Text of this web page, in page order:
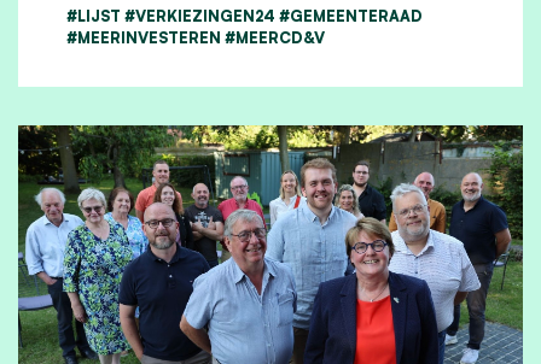
#LIJST #VERKIEZINGEN24 #GEMEENTERAAD
#MEERINVESTEREN #MEERCD&V